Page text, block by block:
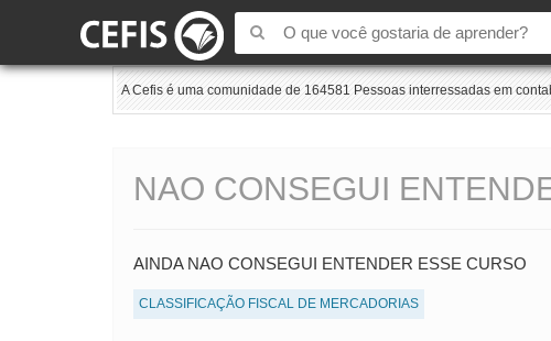
A Cefis é uma comunidade de 164581 Pessoas interressadas em
NAO CONSEGUI
AINDA NAO CONSEGUI ENTENDER ESSE CURSO
CLASSIFICAÇÃO FISCAL DE MERCADORIAS